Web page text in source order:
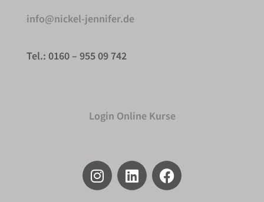
info@nickel-jennifer.de
Tel.: 0160 – 955 09 742
Login Online Kurse